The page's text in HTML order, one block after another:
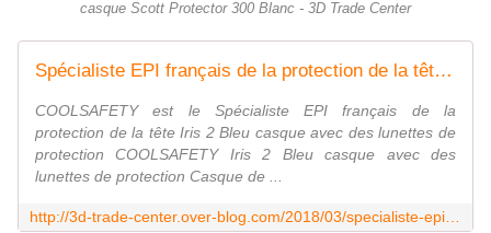
casque Scott Protector 300 Blanc - 3D Trade Center
Spécialiste EPI français de la protection de la tête: COOLSAFETY - Iris 2 Bleu casque avec des lunettes de protection - 3D Trade Center
COOLSAFETY est le Spécialiste EPI français de la
protection de la tête Iris 2 Bleu casque avec des lunettes de
protection COOLSAFETY Iris 2 Bleu casque avec des
lunettes de protection Casque de ...